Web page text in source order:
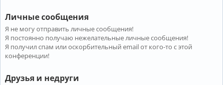
Личные сообщения
Я не могу отправить личные сообщения!
Я постоянно получаю нежелательные личные сообщения!
Я получил спам или оскорбительный email от кого-то с этой
конференции!
Друзья и недруги